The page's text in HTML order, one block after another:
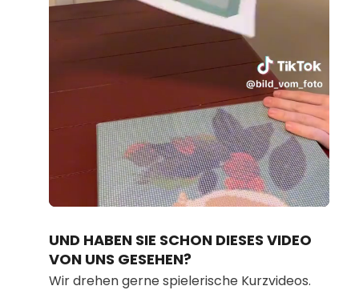
Unmute Loaded:
91.26%
UND HABEN SIE SCHON DIESES VIDEO
VON UNS GESEHEN?
Wir drehen gerne spielerische Kurzvideos.